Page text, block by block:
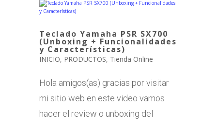
Teclado Yamaha PSR SX700
(Unboxing + Funcionalidades
y Características)
INICIO, PRODUCTOS, Tienda Online
Hola amigos(as) gracias por visitar
mi sitio web en este video vamos
hacer el review o unboxing del